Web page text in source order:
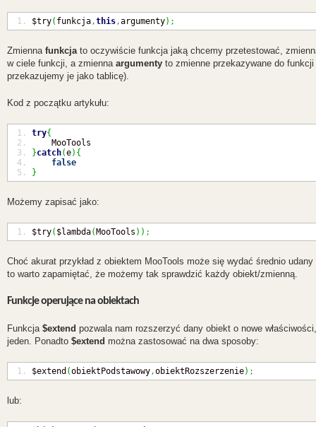
$try( funkcja,this,argumenty) ;
Zmienna funkcjato oczywiście funkcja jaką chcemy przetestować,
w ciele funkcji, a zmienna argumentyto zmienne przekazywane do
przekazujemy je jako tablicę).
Kod z początku artykułu:
try{
    MooTools
}catch(e) {
false
}
Możemy zapisać jako:
$try( $lambda( MooTools ) ) ;
Choć akurat przykład z obiektem MooTools może się wydać średnio
to warto zapamiętać, że możemy tak sprawdzić każdy obiekt/zmienną.
Funkcje operujące na obiektach
Funkcja $extend pozwala nam rozszerzyć dany obiekt o nowe
jeden. Ponadto $extend można zastosować na dwa sposoby:
$extend (obiektPodstawowy,obiektRozszerzenie) ;
lub: